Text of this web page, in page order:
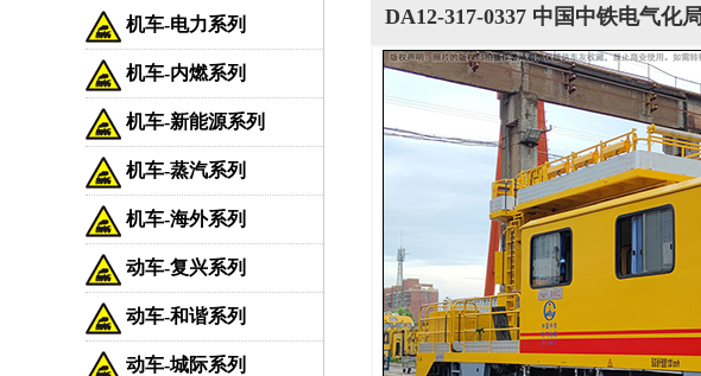
机车-电力系列
机车-内燃系列
机车-新能源系列
机车-蒸汽系列
机车-海外系列
动车-复兴系列
动车-和谐系列
动车-城际系列
DA12-317-0337 中国中铁电气化